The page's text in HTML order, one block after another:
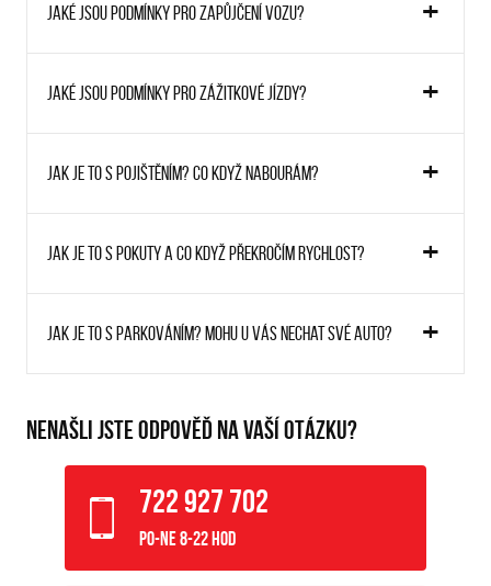
Jaké jsou podmínky pro zapůjčení vozu?
Jaké jsou podmínky pro zážitkové jízdy?
Jak je to s pojištěním? Co když nabourám?
Jak je to s pokuty a co když překročím rychlost?
Jak je to s parkováním? Mohu u vás nechat své auto?
NENAŠLI JSTE ODPOVĚĎ NA VAŠÍ OTÁZKU?
722 927 702
Po-Ne 8-22 hod